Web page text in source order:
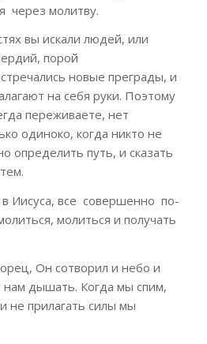
через молитву.
вы искали людей, или
порой
новые преграды, и
на себя руки. Поэтому
переживаете, нет
одиноко, когда никто не
определить путь, и сказать
Иисуса, все совершенно по-
молиться и получать
Он сотворил и небо и
нам дышать. Когда мы спим,
прилагать силы мы